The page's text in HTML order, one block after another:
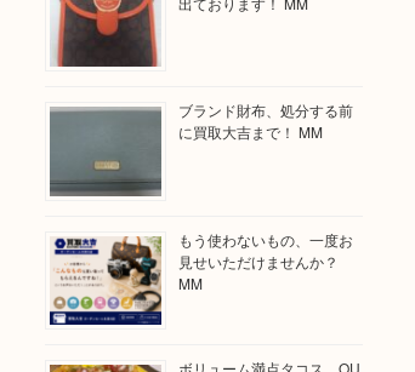
ブランド財布、処分する前
に買取大吉まで！ MM
もう使わないもの、一度お
見せいただけませんか？
MM